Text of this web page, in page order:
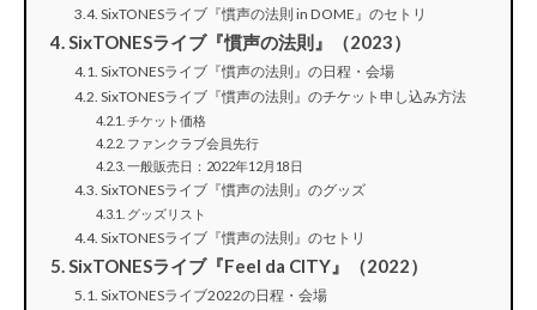
SixTONESライブ『慣声の法則 in DOME』のセトリ
SixTONESライブ『慣声の法則』（2023）
SixTONESライブ『慣声の法則』の日程・会場
SixTONESライブ『慣声の法則』のチケット申し込み方法
チケット価格
ファンクラブ会員先行
一般販売日：2022年12月18日
SixTONESライブ『慣声の法則』のグッズ
グッズリスト
SixTONESライブ『慣声の法則』のセトリ
SixTONESライブ『Feel da CITY』（2022）
SixTONESライブ2022の日程・会場